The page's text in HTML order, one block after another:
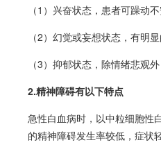
（1）兴奋状态，患者可躁动不
（2）幻觉或妄想状态，有明
（3）抑郁状态，除情绪悲观
2.精神障碍有以下特点
急性白血病时，以中粒细胞性
的精神障碍发生率较低，症状